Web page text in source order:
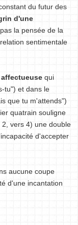
du futur des
d'une
la pensée de la
sentimentale
qui
tu") et dans le
que tu m'attends")
quatrain souligne
vers 4) une double
d'accepter
aucune coupe
d'une incantation